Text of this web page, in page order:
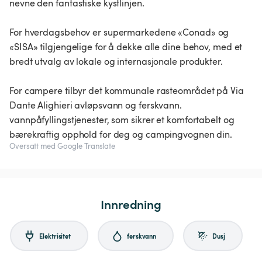
nevne den fantastiske kystlinjen.
For hverdagsbehov er supermarkedene «Conad» og
«SISA» tilgjengelige for å dekke alle dine behov, med et
bredt utvalg av lokale og internasjonale produkter.
For campere tilbyr det kommunale rasteområdet på Via
Dante Alighieri avløpsvann og ferskvann.
vannpåfyllingstjenester, som sikrer et komfortabelt og
bærekraftig opphold for deg og campingvognen din.
Oversatt med Google Translate
Innredning
Elektrisitet ferskvann Dusj